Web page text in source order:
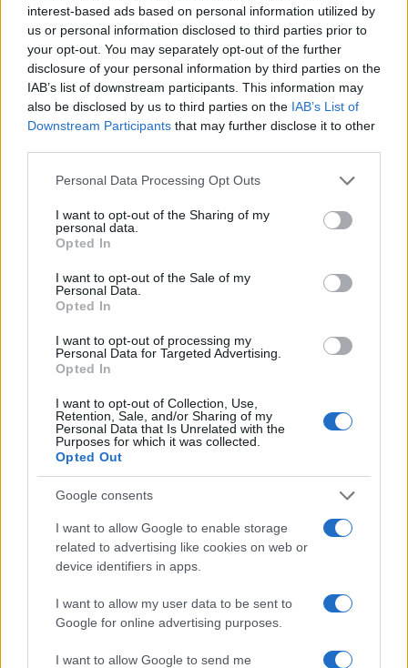
interest-based ads based on personal information utilized by
us or personal information disclosed to third parties prior to
your opt-out. You may separately opt-out of the further
disclosure of your personal information by third parties on the
IAB’s list of downstream participants. This information may
also be disclosed by us to third parties on the IAB’s List of
Downstream Participants that may further disclose it to other
Please note that this website/app uses one or more Google
not limited to your visit or usage behaviour. You may click to
grant or deny consent to Google and its third-party tags to
use your data for below specified purposes in below Google
consent section.
Personal Data Processing Opt Outs
I want to opt-out of the Sharing of my
personal data.
Opted In
I want to opt-out of the Sale of my
Personal Data.
Opted In
I want to opt-out of processing my
Personal Data for Targeted Advertising.
Opted In
I want to opt-out of Collection, Use,
Retention, Sale, and/or Sharing of my
Personal Data that Is Unrelated with the
Purposes for which it was collected.
Opted Out
Google consents
I want to allow Google to enable storage
related to advertising like cookies on web or
device identifiers in apps.
I want to allow my user data to be sent to
Google for online advertising purposes.
I want to allow Google to send me
LIV Golf New York 2026: Niemann in testa con un
impressionante vantaggio
Francesca Lombardi · 8 Ago 2026
Chouchaa: chi è il calciatore algerino?
2
estiva in diretta
Lazio e Milan: tutti gli ex calciatori che hanno
indossato le due maglie
A quanto ammonta il patrimonio di Andrea Pirlo?
Il patrimonio di Alex Del Piero: tutti i guadagni di
Pinturicchio